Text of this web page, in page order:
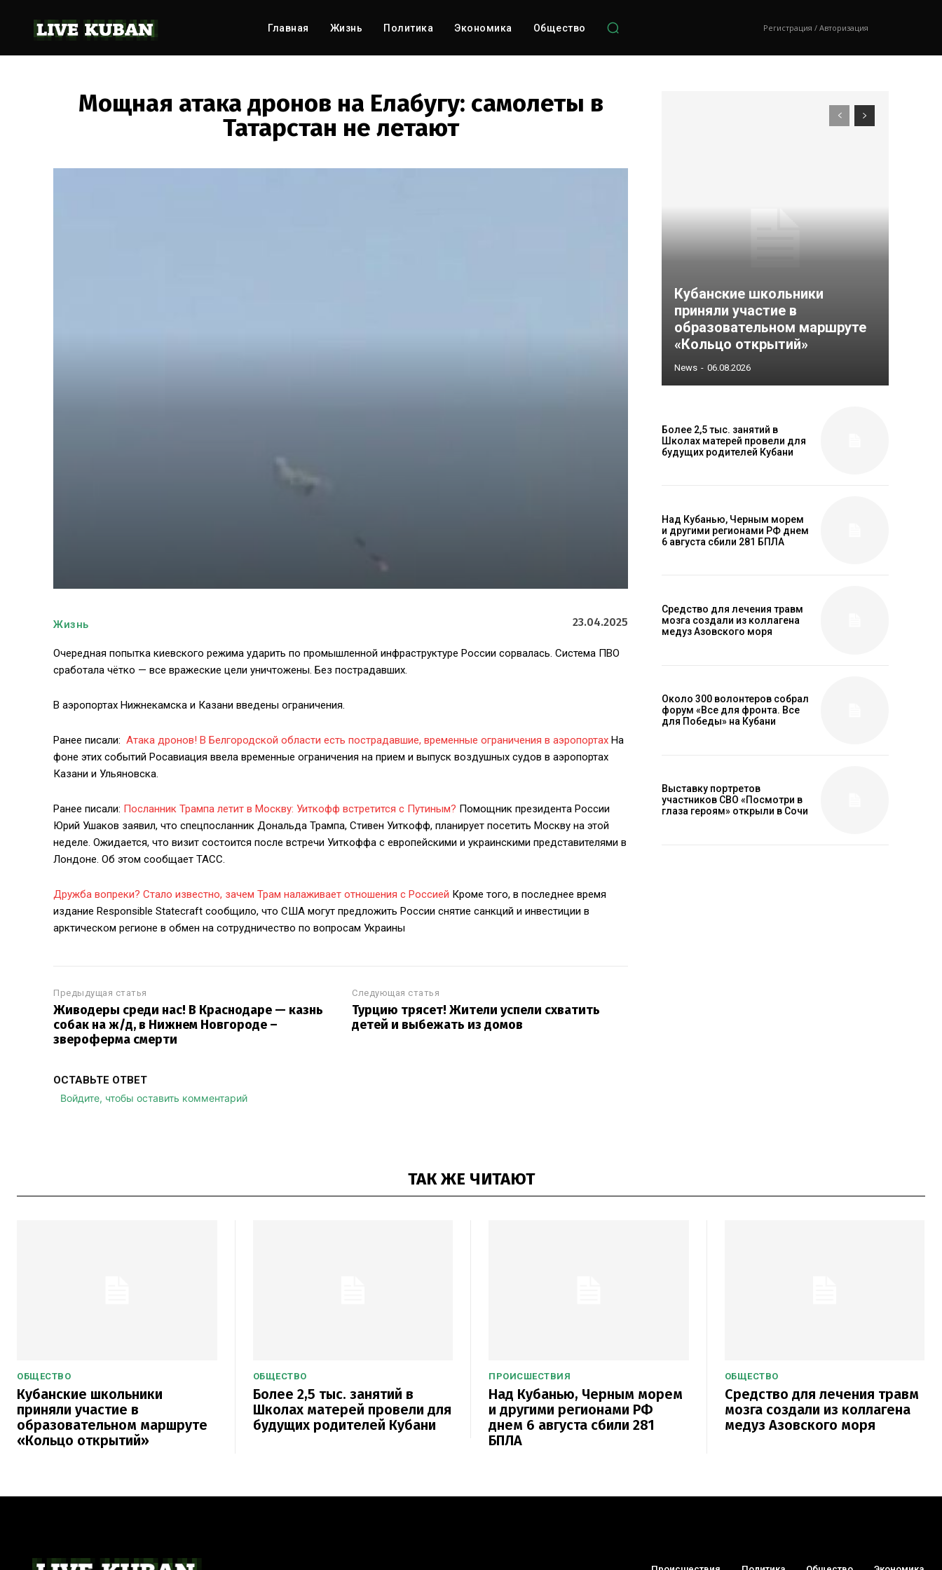
Главная Жизнь Политика Экономика Общество Регистрация / Авторизация
Мощная атака дронов на Елабугу: самолеты в
Татарстан не летают
Жизнь 23.04.2025
Очередная попытка киевского режима ударить по промышленной инфраструктуре России сорвалась. Система ПВО
сработала чётко — все вражеские цели уничтожены. Без пострадавших.
В аэропортах Нижнекамска и Казани введены ограничения.
Ранее писали: Атака дронов! В Белгородской области есть пострадавшие, временные ограничения в аэропортах На
фоне этих событий Росавиация ввела временные ограничения на прием и выпуск воздушных судов в аэропортах
Казани и Ульяновска.
Ранее писали: Посланник Трампа летит в Москву: Уиткофф встретится с Путиным? Помощник президента России
Юрий Ушаков заявил, что спецпосланник Дональда Трампа, Стивен Уиткофф, планирует посетить Москву на этой
неделе. Ожидается, что визит состоится после встречи Уиткоффа с европейскими и украинскими представителями в
Лондоне. Об этом сообщает ТАСС.
Дружба вопреки? Стало известно, зачем Трам налаживает отношения с Россией Кроме того, в последнее время
издание Responsible Statecraft сообщило, что США могут предложить России снятие санкций и инвестиции в
арктическом регионе в обмен на сотрудничество по вопросам Украины
Предыдущая статья
Живодеры среди нас! В Краснодаре — казнь
собак на ж/д, в Нижнем Новгороде –
звероферма смерти
Следующая статья
Турцию трясет! Жители успели схватить
детей и выбежать из домов
ОСТАВЬТЕ ОТВЕТ
Войдите, чтобы оставить комментарий
Кубанские школьники
приняли участие в
образовательном маршруте
«Кольцо открытий»
News - 06.08.2026
Более 2,5 тыс. занятий в
Школах матерей провели для
будущих родителей Кубани
Над Кубанью, Черным морем
и другими регионами РФ днем
6 августа сбили 281 БПЛА
Средство для лечения травм
мозга создали из коллагена
медуз Азовского моря
Около 300 волонтеров собрал
форум «Все для фронта. Все
для Победы» на Кубани
Выставку портретов
участников СВО «Посмотри в
глаза героям» открыли в Сочи
ТАК ЖЕ ЧИТАЮТ
ОБЩЕСТВО
Кубанские школьники
приняли участие в
образовательном маршруте
«Кольцо открытий»
ОБЩЕСТВО
Более 2,5 тыс. занятий в
Школах матерей провели для
будущих родителей Кубани
ПРОИСШЕСТВИЯ
Над Кубанью, Черным морем
и другими регионами РФ
днем 6 августа сбили 281
БПЛА
ОБЩЕСТВО
Средство для лечения травм
мозга создали из коллагена
медуз Азовского моря